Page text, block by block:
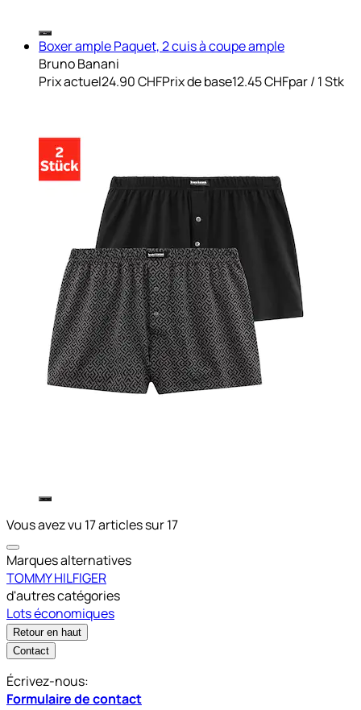
Boxer ample Paquet, 2 cuis à coupe ample
Bruno Banani
Prix actuel24.90 CHFPrix de base12.45 CHFpar/ 1 Stk
Vous avez vu 17 articles sur 17
Marques alternatives
TOMMY HILFIGER
d'autres catégories
Lots économiques
Retour en haut
Contact
Écrivez-nous:
Formulaire de contact